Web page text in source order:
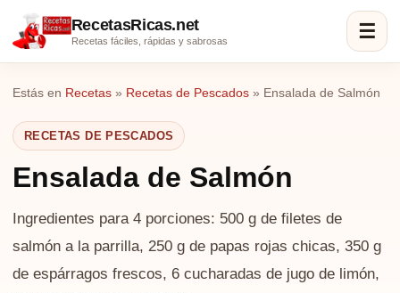
RecetasRicas.net
Recetas fáciles, rápidas y sabrosas ☰
Estás en Recetas » Recetas de Pescados » Ensalada de Salmón
RECETAS DE PESCADOS
Ensalada de Salmón
Ingredientes para 4 porciones: 500 g de filetes de
salmón a la parrilla, 250 g de papas rojas chicas, 350 g
de espárragos frescos, 6 cucharadas de jugo de limón,